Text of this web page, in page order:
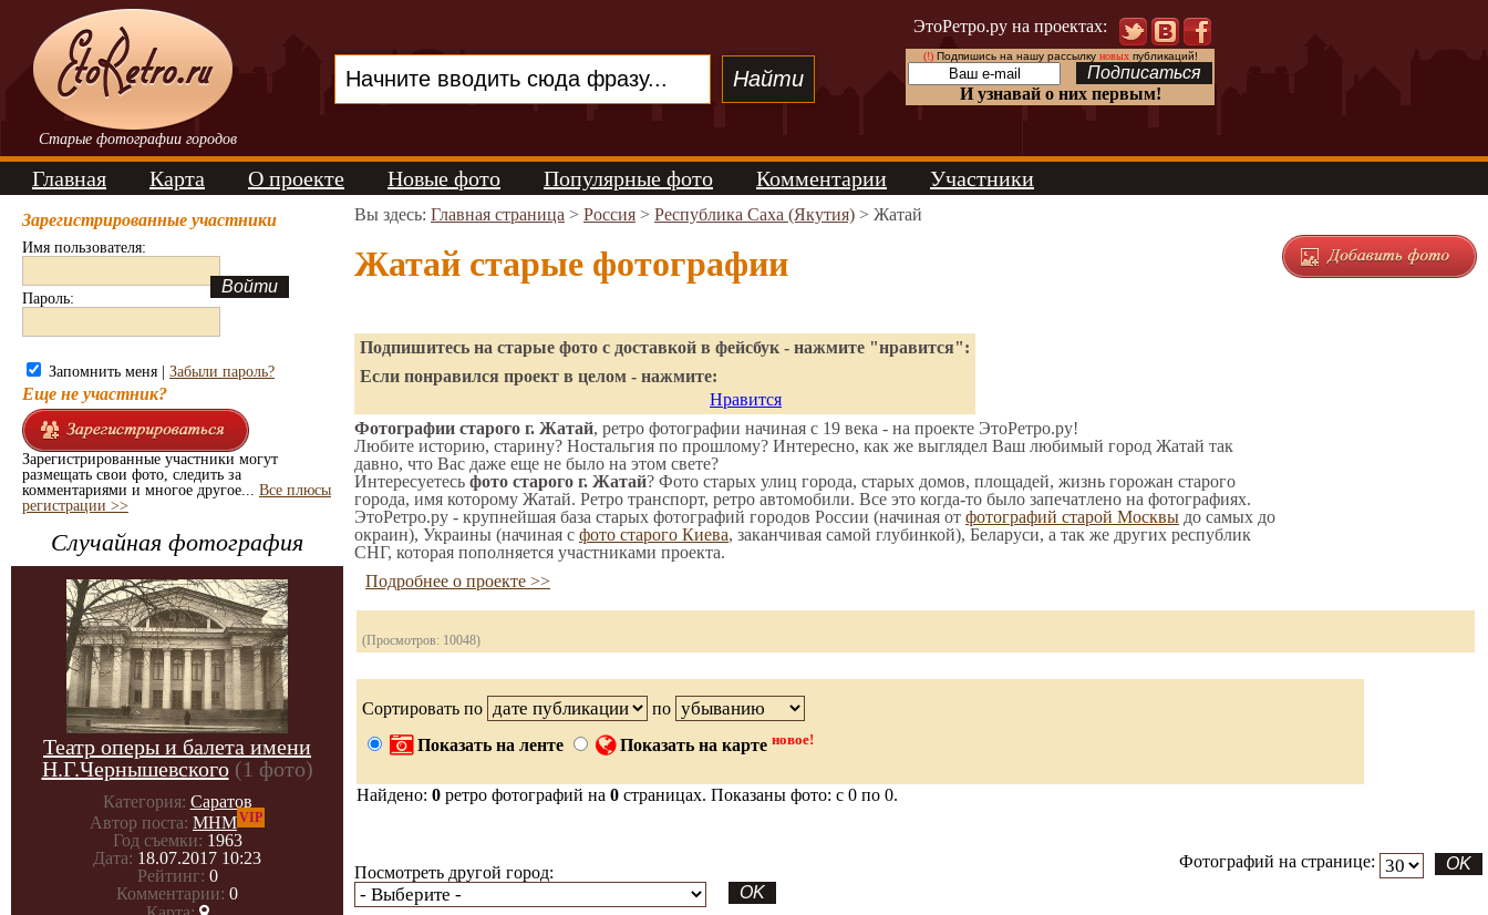
Старые фотографии городов
ЭтоРетро.ру на проектах:
(!)Подпишись на нашу рассылку новыхпубликаций!
И узнавай о них первым!
Главная Карта О проекте Новые фото Популярные фото Комментарии Участники
Зарегистрированные участники
Имя пользователя:
Пароль:
Запомнить меня | Забыли пароль?
Еще не участник?
Зарегистрированные участники могут
размещать свои фото, следить за
комментариями и многое другое... Все плюсы
регистрации >>
Случайная фотография
Театр оперы и балета имени
Н.Г.Чернышевского (1 фото)
Категория: Саратов
Автор поста: МНМVIP
Год съемки: 1963
Дата: 18.07.2017 10:23
Рейтинг: 0
Комментарии: 0
Вы здесь: Главная страница > Россия > Республика Саха (Якутия) > Жатай
Жатай старые фотографии
Подпишитесь на старые фото с доставкой в фейсбук - нажмите "нравится":
Если понравился проект в целом - нажмите:
Нравится
Фотографии старого г. Жатай, ретро фотографии начиная с 19 века - на проекте ЭтоРетро.ру!
Любите историю, старину? Ностальгия по прошлому? Интересно, как же выглядел Ваш любимый город Жатай так
давно, что Вас даже еще не было на этом свете?
Интересуетесь фото старого г. Жатай? Фото старых улиц города, старых домов, площадей, жизнь горожан старого
города, имя которому Жатай. Ретро транспорт, ретро автомобили. Все это когда-то было запечатлено на фотографиях.
ЭтоРетро.ру - крупнейшая база старых фотографий городов России (начиная от фотографий старой Москвы до самых до
окраин), Украины (начиная с фото старого Киева, заканчивая самой глубинкой), Беларуси, а так же других республик
СНГ, которая пополняется участниками проекта.
Подробнее о проекте >>
(Просмотров: 10048)
Сортировать по
по
Показать на ленте
Показать на карте новое!
Найдено: 0 ретро фотографий на 0 страницах. Показаны фото: с 0 по 0.
Посмотреть другой город:
Фотографий на странице: